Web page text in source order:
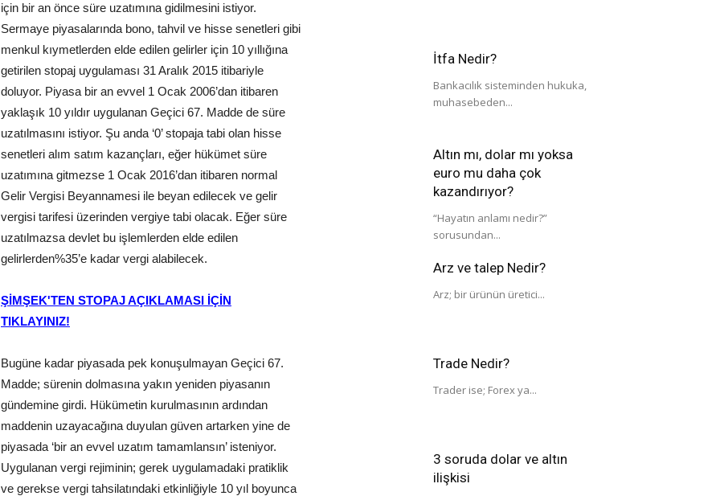
için bir an önce süre uzatımına gidilmesini istiyor.
Sermaye piyasalarında bono, tahvil ve hisse senetleri gibi
menkul kıymetlerden elde edilen gelirler için 10 yıllığına
getirilen stopaj uygulaması 31 Aralık 2015 itibariyle
doluyor. Piyasa bir an evvel 1 Ocak 2006’dan itibaren
yaklaşık 10 yıldır uygulanan Geçici 67. Madde de süre
uzatılmasını istiyor. Şu anda ‘0’ stopaja tabi olan hisse
senetleri alım satım kazançları, eğer hükümet süre
uzatımına gitmezse 1 Ocak 2016’dan itibaren normal
Gelir Vergisi Beyannamesi ile beyan edilecek ve gelir
vergisi tarifesi üzerinden vergiye tabi olacak. Eğer süre
uzatılmazsa devlet bu işlemlerden elde edilen
gelirlerden%35’e kadar vergi alabilecek.
ŞİMŞEK'TEN STOPAJ AÇIKLAMASI İÇİN
TIKLAYINIZ!
Bugüne kadar piyasada pek konuşulmayan Geçici 67.
Madde; sürenin dolmasına yakın yeniden piyasanın
gündemine girdi. Hükümetin kurulmasının ardından
maddenin uzayacağına duyulan güven artarken yine de
piyasada ‘bir an evvel uzatım tamamlansın’ isteniyor.
Uygulanan vergi rejiminin; gerek uygulamadaki pratiklik
ve gerekse vergi tahsilatındaki etkinliğiyle 10 yıl boyunca
İtfa Nedir?
Bankacılık sisteminden hukuka,
muhasebeden...
Altın mı, dolar mı yoksa
euro mu daha çok
kazandırıyor?
“Hayatın anlamı nedir?”
sorusundan...
Arz ve talep Nedir?
Arz; bir ürünün üretici...
Trade Nedir?
Trader ise; Forex ya...
3 soruda dolar ve altın
ilişkisi